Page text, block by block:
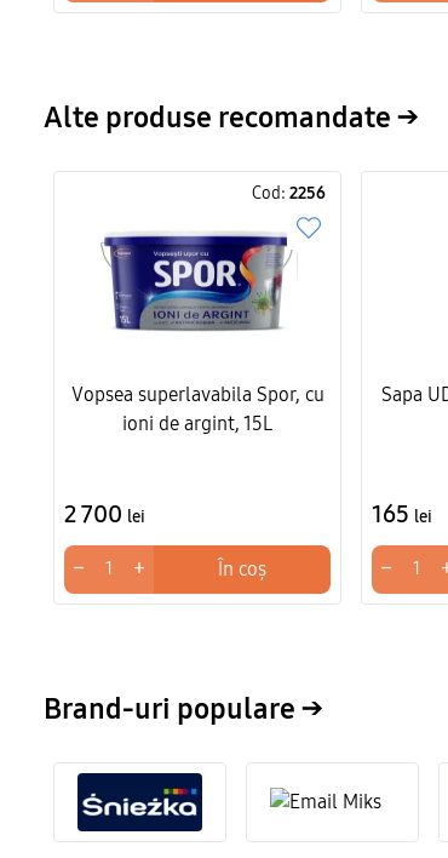
Alte produse recomandate →
Cod:2256
Vopsea superlavabila Spor, cu
ioni de argint, 15L
2 700 lei
− + În coș
Sapa
165 lei
−
Brand-uri populare →